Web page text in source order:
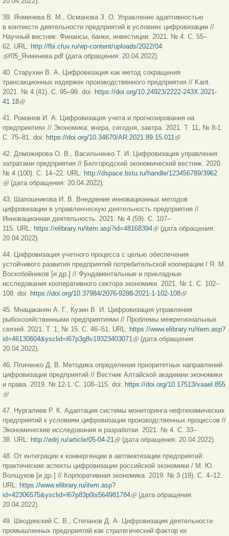
39. Ячменева В. М., Османова З. О. Управление адаптивностью
в контексте деятельности предприятий в условиях цифровизации //
Научный вестник: Финансы, банки, инвестиции. 2021. № 4. С. 55–
62. URL: http://fbi.cfuv.ru/wp-content/uploads/2022/04
(внешняя ссылка)
/05_Ячменева.pdf (дата обращения: 20.04.2022).
40. Старухин В. А. Цифровизация как метод сокращения
трансакционных издержек производственного предприятия // Kant.
2021. № 4 (41). С. 95–99. doi: https://doi.org/10.24923/2222-243X.2021-
41.18(внешняя ссылка)
41. Романов И. А. Цифровизация учета и прогнозирования на
предприятиях // Экономика: вчера, сегодня, завтра. 2021. Т. 11, № 8-1.
С. 75–81. doi: https://doi.org/10.34670/AR.2021.89.15.011(внешняя
42. Доможирова О. В., Васильченко Т. И. Цифровизация управления
затратами предприятия // Белгородский экономический вестник. 2020.
№ 4 (100). С. 14–22. URL: http://dspace.bstu.ru/handle/123456789/3962
(внешняя ссылка)
(дата обращения: 20.04.2022).
43. Шапошникова И. В. Внедрение инновационных методов
цифровизации в управленческую деятельность предприятия //
Инновационная деятельность. 2021. № 4 (59). С. 107–
115. URL: https://elibrary.ru/item.asp?id=48168394(внешняя ссылка)
(дата обращения:
20.04.2022).
44. Цифровизация учетного процесса с целью обеспечения
устойчивого развития предприятий потребительской кооперации / Я. М.
Воскобойников [и др.] // Фундаментальные и прикладные
исследования кооперативного сектора экономики. 2021. № 1. С. 102–
108. doi: https://doi.org/10.37984/2076-9288-2021-1-102-108(внешняя
45. Мнацаканян А. Г., Кузин В. И. Цифровизация управления
рыбохозяйственными предприятиями // Проблемы межрегиональных
связей. 2021. Т. 1, № 15. С. 46–51. URL: https://www.elibrary.ru/item.asp?
id=46130604&ysclid=l67p3g8v19323403071(внешняя ссылка)
(дата обращения:
20.04.2022).
46. Пличенко Д. В. Методика определения приоритетных направлений
цифровизации предприятий // Вестник Алтайской академии экономики
и права. 2019. № 12-1. С. 108–115. doi: https://doi.org/10.17513/vaael.855
(внешняя ссылка)
47. Нургалиев Р. К. Адаптация системы мониторинга нефтехимических
предприятий к условиям цифровизации производственных процессов //
Экономические исследования и разработки. 2021. № 4. С. 33–
38. URL: http://edrj.ru/article/05-04-21(внешняя ссылка)
(дата обращения: 20.04.2022).
48. От интеграции к конвергенции в автоматизации предприятий:
практические аспекты цифровизации российской экономики / М. Ю.
Волщуков [и др.] // Корпоративная экономика. 2019. № 3 (19). С. 4–12.
URL: https://www.elibrary.ru/item.asp?
id=42306575&ysclid=l67p83p0is564981784(внешняя ссылка)
(дата обращения:
20.04.2022).
49. Шкодинский С. В., Степанов Д. А. Цифровизация деятельности
промышленных предприятий как стратегический фактор их